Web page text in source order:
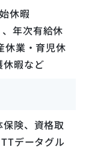
ーク技術者、
休暇
年次有給休
休業・育児休
休暇など
険、資格取
データグル